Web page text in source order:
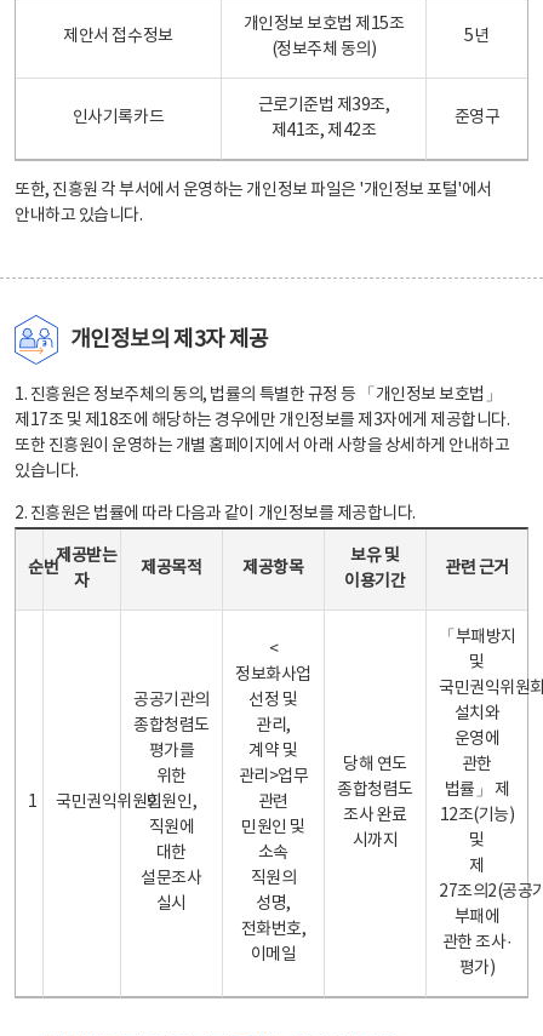
제안서 접수정보
개인정보 보호법 제15조
(정보주체 동의)
5년
인사기록카드
근로기준법 제39조,
제41조, 제42조
준영구
또한, 진흥원 각 부서에서 운영하는 개인정보 파일은 '개인정보 포털'에서
안내하고 있습니다.
개인정보의 제3자 제공
1. 진흥원은 정보주체의 동의, 법률의 특별한 규정 등 「개인정보 보호법」
제17조 및 제18조에 해당하는 경우에만 개인정보를 제3자에게 제공합니다.
또한 진흥원이 운영하는 개별 홈페이지에서 아래 사항을 상세하게 안내하고
있습니다.
2. 진흥원은 법률에 따라 다음과 같이 개인정보를 제공합니다.
순번
제공받는
자
제공목적 제공항목
보유 및
이용기간
관련 근거
1 국민권익위원회
공공기관의
종합청렴도
평가를
위한
민원인,
직원에
대한
설문조사
실시
<
정보화사업
선정 및
관리,
계약 및
관리>업무
관련
민원인 및
소속
직원의
성명,
전화번호,
이메일
당해 연도
종합청렴도
조사 완료
시까지
「부패방지
및
국민권익위원
설치와
운영에
관한
법률」 제
12조(기능)
및
제
27조의2(공공
부패에
관한 조사·
평가)